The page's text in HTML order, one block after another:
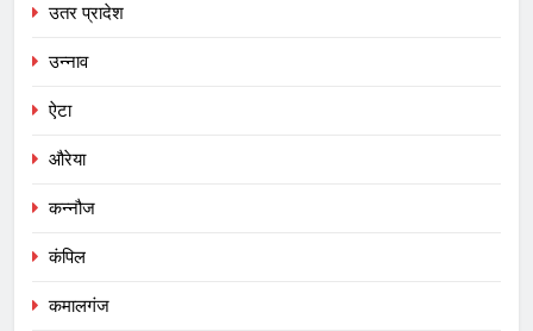
उतर प्रादेश
उन्नाव
ऐटा
औरेया
कन्नौज
कंपिल
कमालगंज